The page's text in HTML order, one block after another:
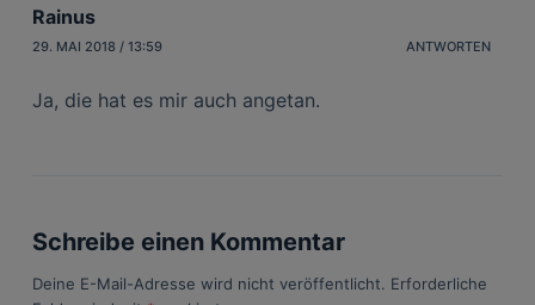
Rainus
29. MAI 2018 / 13:59 ANTWORTEN
Ja, die hat es mir auch angetan.
Schreibe einen Kommentar
Deine E-Mail-Adresse wird nicht veröffentlicht. Erforderliche